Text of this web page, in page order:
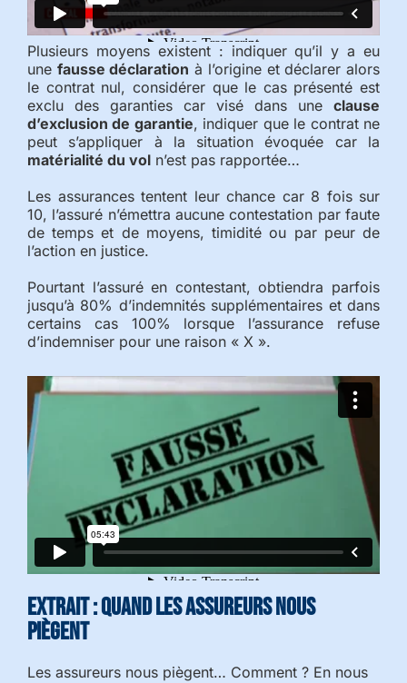
Plusieurs moyens existent : indiquer qu’il y a eu
une fausse déclaration à l’origine et déclarer alors
le contrat nul, considérer que le cas présenté est
exclu des garanties car visé dans une clause
d’exclusion de garantie, indiquer que le contrat ne
peut s’appliquer à la situation évoquée car la
matérialité du vol n’est pas rapportée…
Les assurances tentent leur chance car 8 fois sur
10, l’assuré n’émettra aucune contestation par faute
de temps et de moyens, timidité ou par peur de
l’action en justice.
Pourtant l’assuré en contestant, obtiendra parfois
jusqu’à 80% d’indemnités supplémentaires et dans
certains cas 100% lorsque l’assurance refuse
d’indemniser pour une raison « X ».
Extrait : quand les assureurs nous
piègent
Les assureurs nous piègent… Comment ? En nous